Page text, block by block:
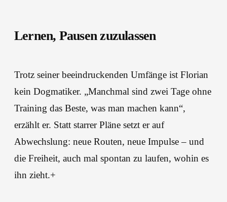
Lernen, Pausen zuzulassen
Trotz seiner beeindruckenden Umfänge ist Florian
kein Dogmatiker. „Manchmal sind zwei Tage ohne
Training das Beste, was man machen kann“,
erzählt er. Statt starrer Pläne setzt er auf
Abwechslung: neue Routen, neue Impulse – und
die Freiheit, auch mal spontan zu laufen, wohin es
ihn zieht.+